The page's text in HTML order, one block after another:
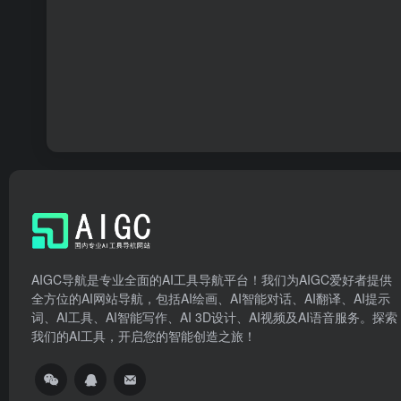
AIGC导航是专业全面的AI工具导航平台！我们为AIGC爱好者提供
全方位的AI网站导航，包括AI绘画、AI智能对话、AI翻译、AI提示
词、AI工具、AI智能写作、AI 3D设计、AI视频及AI语音服务。探索
我们的AI工具，开启您的智能创造之旅！